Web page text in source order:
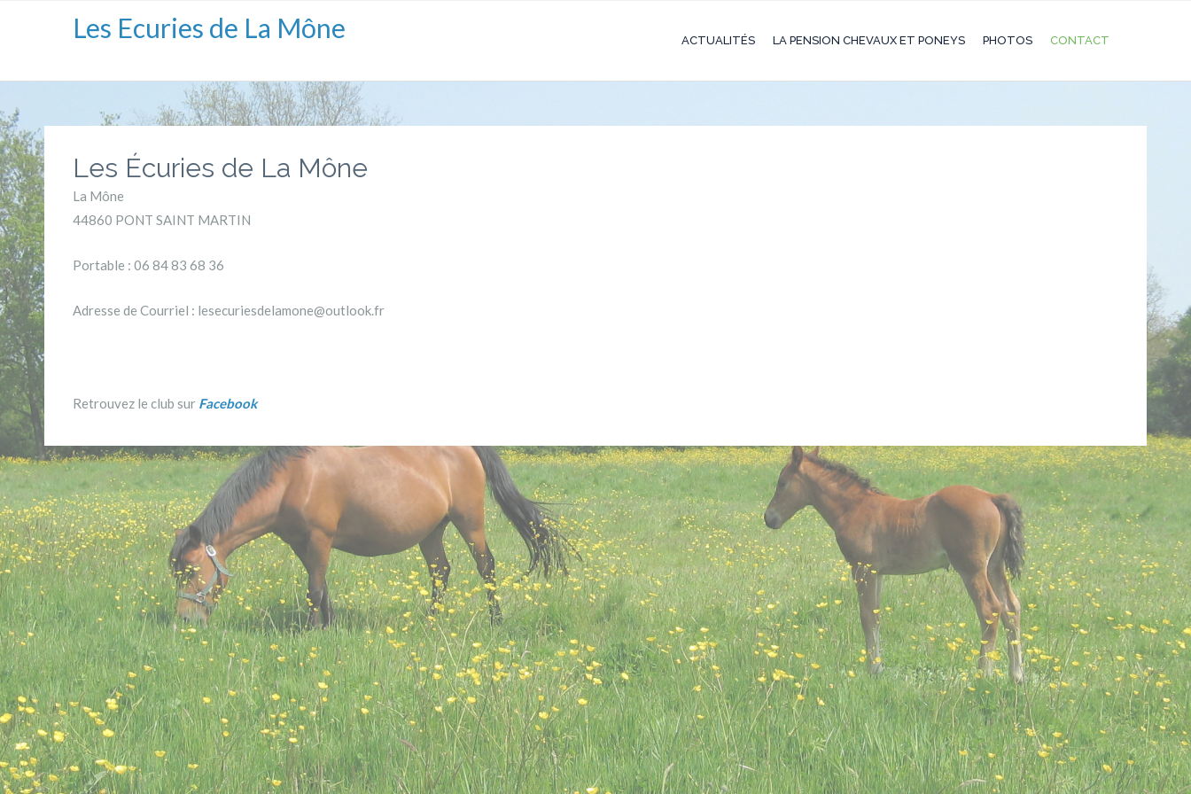
Les Ecuries de La Mône ACTUALITÉS LA PENSION CHEVAUX ET PONEYS PHOTOS CONTACT
Les Écuries de La Mône
La Mône
44860 PONT SAINT MARTIN
Portable : 06 84 83 68 36
Adresse de Courriel : lesecuriesdelamone@outlook.fr
Retrouvez le club sur Facebook